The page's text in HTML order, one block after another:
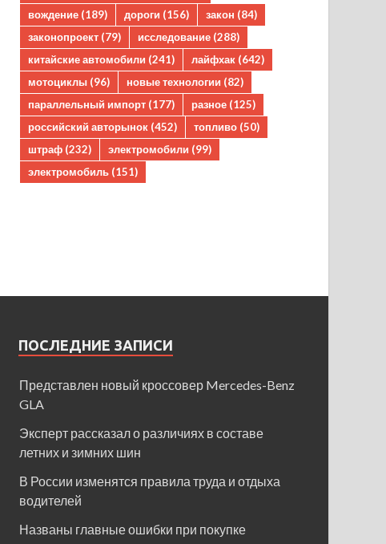
вождение (189) дороги (156) закон (84)
законопроект (79) исследование (288)
китайские автомобили (241) лайфхак (642)
мотоциклы (96) новые технологии (82)
параллельный импорт (177) разное (125)
российский авторынок (452) топливо (50)
штраф (232) электромобили (99)
электромобиль (151)
ПОСЛЕДНИЕ ЗАПИСИ
Представлен новый кроссовер Mercedes-Benz
GLA
Эксперт рассказал о различиях в составе
летних и зимних шин
В России изменятся правила труда и отдыха
водителей
Названы главные ошибки при покупке